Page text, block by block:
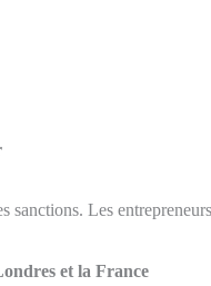
Les
et la France